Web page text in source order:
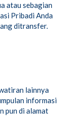
atau sebagian
Pribadi Anda
ditransfer.
lainnya
informasi
pun di alamat